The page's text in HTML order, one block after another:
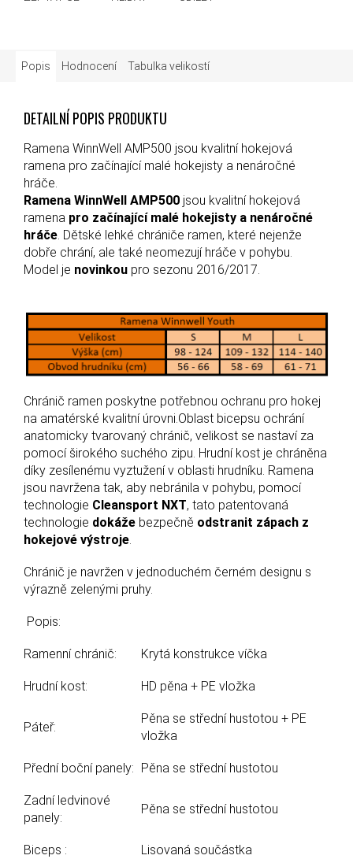
Popis Hodnocení Tabulka velikostí
DETAILNÍ POPIS PRODUKTU
Ramena WinnWell AMP500 jsou kvalitní hokejová
ramena pro začínající malé hokejisty a nenáročné
hráče.
Ramena WinnWell AMP500 jsou kvalitní hokejová
ramena pro začínající malé hokejisty a nenáročné
hráče . Dětské lehké chrániče ramen, které nejenže
dobře chrání, ale také neomezují hráče v pohybu.
Model je novinkou pro sezonu 2016/2017.
Chránič ramen poskytne potřebnou ochranu pro hokej
na amatérské kvalitní úrovni.Oblast bicepsu ochrání
anatomicky tvarovaný chránič, velikost se nastaví za
pomocí širokého suchého zipu. Hrudní kost je chráněna
díky zesílenému vyztužení v oblasti hrudníku. Ramena
jsou navržena tak, aby nebránila v pohybu, pomocí
technologie Cleansport NXT, tato patentovaná
technologie dokáže bezpečně odstranit zápach z
hokejové výstroje.
Chránič je navržen v jednoduchém černém designu s
výrazně zelenými pruhy.
Popis:
Ramenní chránič: Krytá konstrukce víčka
Hrudní kost: HD pěna + PE vložka
Páteř:
Pěna se střední hustotou + PE
vložka
Přední boční panely: Pěna se střední hustotou
Zadní ledvinové
panely:
Pěna se střední hustotou
Biceps : Lisovaná součástka